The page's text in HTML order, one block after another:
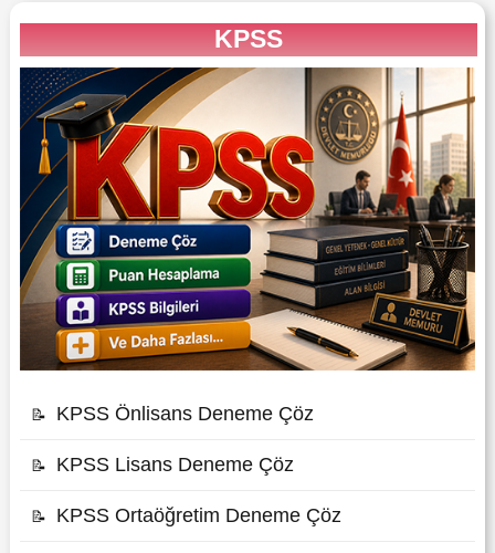
KPSS
📝 KPSS Önlisans Deneme Çöz
📝 KPSS Lisans Deneme Çöz
📝 KPSS Ortaöğretim Deneme Çöz